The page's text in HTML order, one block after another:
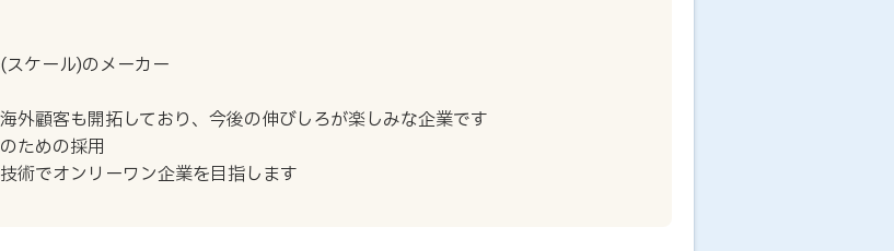
ケール)のメーカー
外顧客も開拓しており、今後の伸びしろが楽しみな企業です
ための採用
でオンリーワン企業を目指します